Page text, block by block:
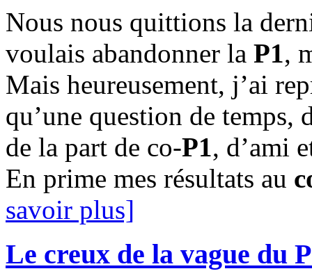
Nous nous quittions la
voulais abandonner la P1 ,
Mais heureusement, j’ai
qu’une question de temps,
de la part de co-P1 , d’ami
En prime mes résultats au
savoir plus]
Le creux de la vague du